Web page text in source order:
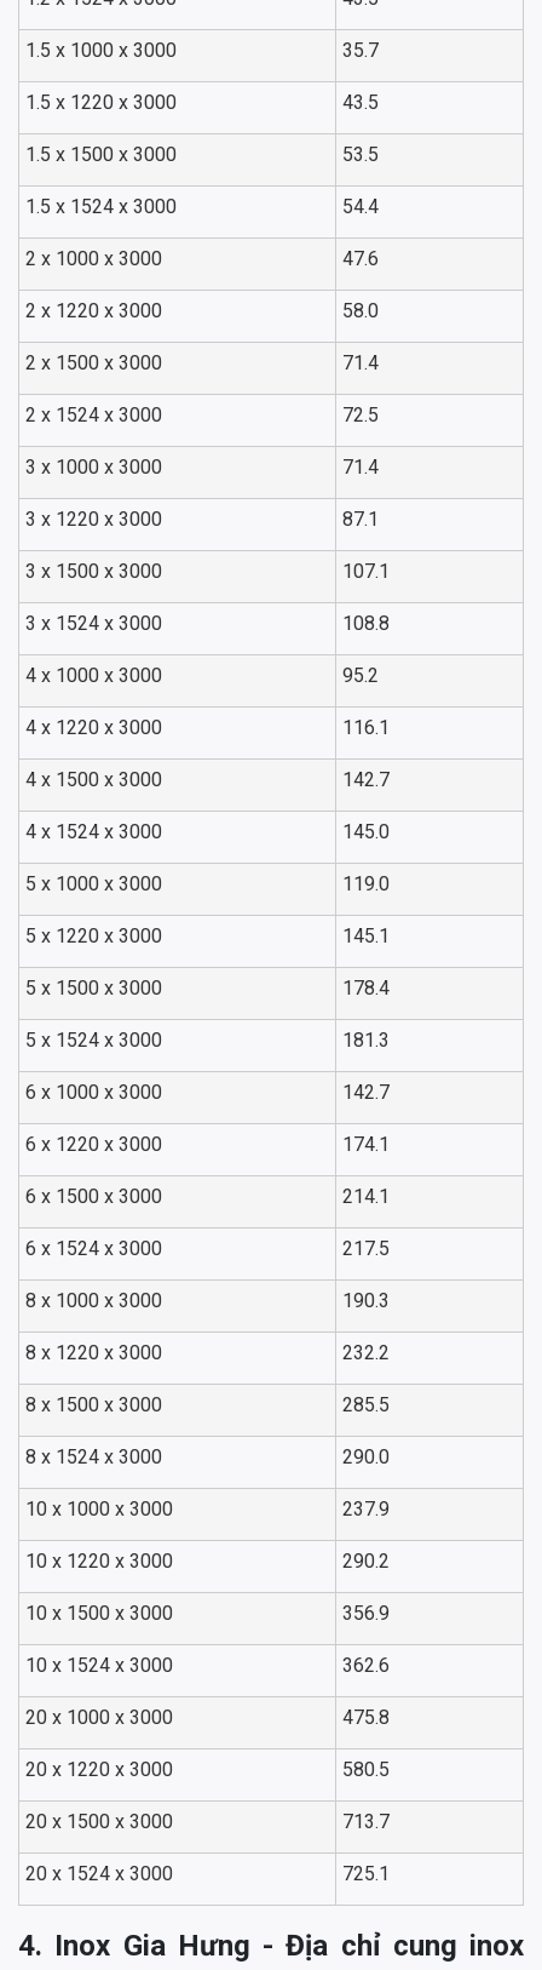
1.5 x 1000 x 3000 35.7
1.5 x 1220 x 3000 43.5
1.5 x 1500 x 3000 53.5
1.5 x 1524 x 3000 54.4
2 x 1000 x 3000 47.6
2 x 1220 x 3000 58.0
2 x 1500 x 3000 71.4
2 x 1524 x 3000 72.5
3 x 1000 x 3000 71.4
3 x 1220 x 3000 87.1
3 x 1500 x 3000 107.1
3 x 1524 x 3000 108.8
4 x 1000 x 3000 95.2
4 x 1220 x 3000 116.1
4 x 1500 x 3000 142.7
4 x 1524 x 3000 145.0
5 x 1000 x 3000 119.0
5 x 1220 x 3000 145.1
5 x 1500 x 3000 178.4
5 x 1524 x 3000 181.3
6 x 1000 x 3000 142.7
6 x 1220 x 3000 174.1
6 x 1500 x 3000 214.1
6 x 1524 x 3000 217.5
8 x 1000 x 3000 190.3
8 x 1220 x 3000 232.2
8 x 1500 x 3000 285.5
8 x 1524 x 3000 290.0
10 x 1000 x 3000 237.9
10 x 1220 x 3000 290.2
10 x 1500 x 3000 356.9
10 x 1524 x 3000 362.6
20 x 1000 x 3000 475.8
20 x 1220 x 3000 580.5
20 x 1500 x 3000 713.7
20 x 1524 x 3000 725.1
4. Inox Gia Hưng - Địa chỉ cung inox